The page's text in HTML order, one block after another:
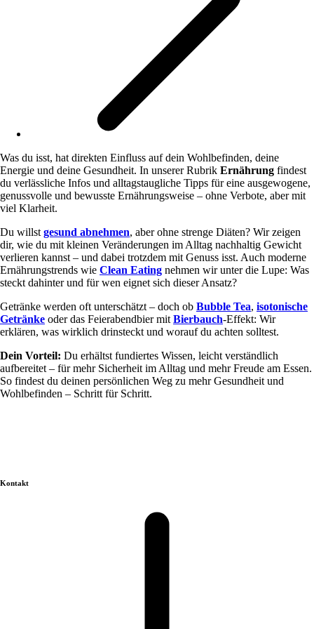
Was du isst, hat direkten Einfluss auf dein Wohlbefinden, deine
Energie und deine Gesundheit. In unserer Rubrik Ernährung findest
du verlässliche Infos und alltagstaugliche Tipps für eine ausgewogene,
genussvolle und bewusste Ernährungsweise – ohne Verbote, aber mit
viel Klarheit.
Du willst gesund abnehmen, aber ohne strenge Diäten? Wir zeigen
dir, wie du mit kleinen Veränderungen im Alltag nachhaltig Gewicht
verlieren kannst – und dabei trotzdem mit Genuss isst. Auch moderne
Ernährungstrends wie Clean Eating nehmen wir unter die Lupe: Was
steckt dahinter und für wen eignet sich dieser Ansatz?
Getränke werden oft unterschätzt – doch ob Bubble Tea, isotonische
Getränke oder das Feierabendbier mit Bierbauch-Effekt: Wir
erklären, was wirklich drinsteckt und worauf du achten solltest.
Dein Vorteil: Du erhältst fundiertes Wissen, leicht verständlich
aufbereitet – für mehr Sicherheit im Alltag und mehr Freude am Essen.
So findest du deinen persönlichen Weg zu mehr Gesundheit und
Wohlbefinden – Schritt für Schritt.
Kontakt